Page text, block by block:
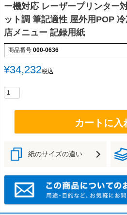
ー機対応 レーザープリンター
ット調 筆記適性 屋外用POP
店メニュー 記録用紙
商品番号 000-0636
¥34,232税込
カートに入
紙のサイズの違い